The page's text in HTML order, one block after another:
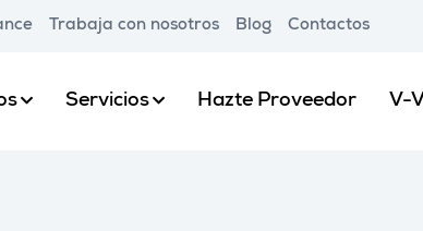
Trabaja con nosotros Blog Contactos
Servicios Hazte Proveedor V-